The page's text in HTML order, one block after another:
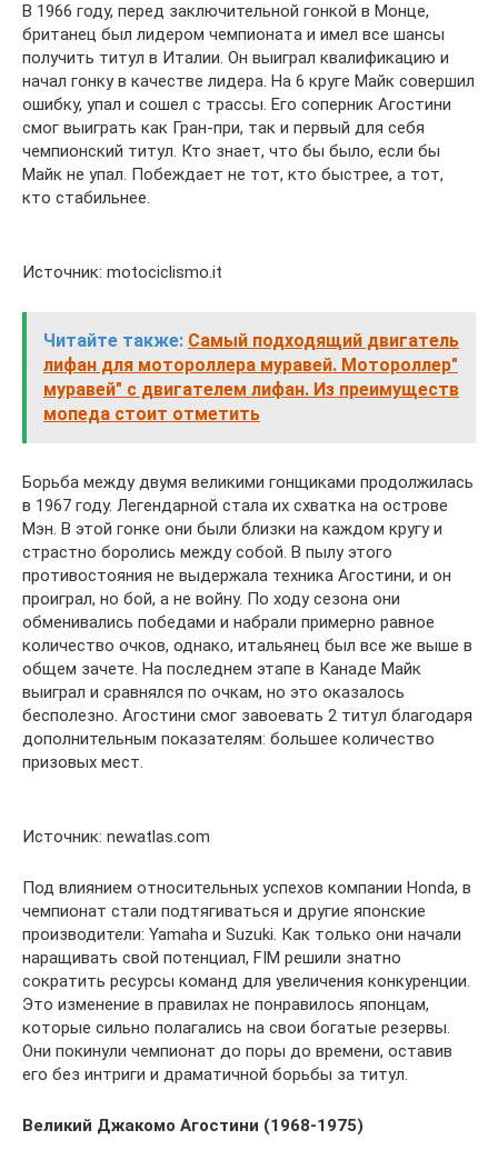
В 1966 году, перед заключительной гонкой в Монце,
британец был лидером чемпионата и имел все шансы
получить титул в Италии. Он выиграл квалификацию и
начал гонку в качестве лидера. На 6 круге Майк совершил
ошибку, упал и сошел с трассы. Его соперник Агостини
смог выиграть как Гран-при, так и первый для себя
чемпионский титул. Кто знает, что бы было, если бы
Майк не упал. Побеждает не тот, кто быстрее, а тот,
кто стабильнее.
Источник: motociclismo.it
Читайте также: Самый подходящий двигатель
лифан для мотороллера муравей. Мотороллер"
муравей" с двигателем лифан. Из преимуществ
мопеда стоит отметить
Борьба между двумя великими гонщиками продолжилась
в 1967 году. Легендарной стала их схватка на острове
Мэн. В этой гонке они были близки на каждом кругу и
страстно боролись между собой. В пылу этого
противостояния не выдержала техника Агостини, и он
проиграл, но бой, а не войну. По ходу сезона они
обменивались победами и набрали примерно равное
количество очков, однако, итальянец был все же выше в
общем зачете. На последнем этапе в Канаде Майк
выиграл и сравнялся по очкам, но это оказалось
бесполезно. Агостини смог завоевать 2 титул благодаря
дополнительным показателям: большее количество
призовых мест.
Источник: newatlas.com
Под влиянием относительных успехов компании Honda, в
чемпионат стали подтягиваться и другие японские
производители: Yamaha и Suzuki. Как только они начали
наращивать свой потенциал, FIM решили знатно
сократить ресурсы команд для увеличения конкуренции.
Это изменение в правилах не понравилось японцам,
которые сильно полагались на свои богатые резервы.
Они покинули чемпионат до поры до времени, оставив
его без интриги и драматичной борьбы за титул.
Великий Джакомо Агостини (1968-1975)